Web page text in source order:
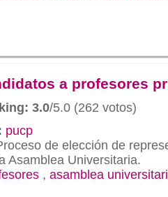
a profesores
3.0/5.0 (262 votos)
pucp
de elección de
Asamblea Universitaria.
, asamblea